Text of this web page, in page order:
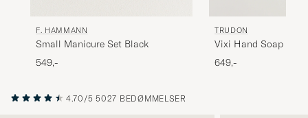
F. HAMMANN
Small Manicure Set Black
549,-
TRUDON
Vixi Hand Soap
649,-
4.70/5 5027 BEDØMMELSER